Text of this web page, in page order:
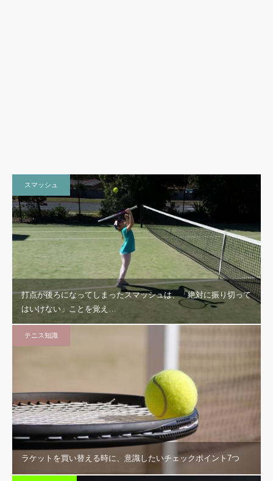
スマッシュ
打点が後ろになってしまったスマッシュは、「絶対に振り切って
はいけない」ことを覚え…
テニス知識
ラケットを買い替える時に、意識したいチェックポイント7つ